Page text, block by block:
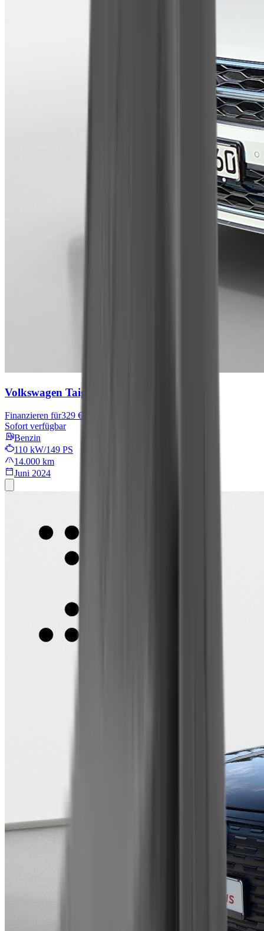
Volkswagen Taigo
Finanzieren für329 € mtl.
Sofort verfügbar
Benzin
110 kW/149 PS
14.000 km
Juni 2024